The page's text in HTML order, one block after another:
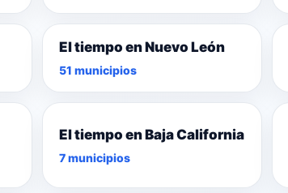
El tiempo en Nuevo León
51 municipios
El tiempo en Baja California
7 municipios